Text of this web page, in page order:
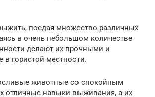
поедая множество различных
в очень небольшом количестве
делают их прочными и
гористой местности.
животные со спокойным
отличные навыки выживания, а их